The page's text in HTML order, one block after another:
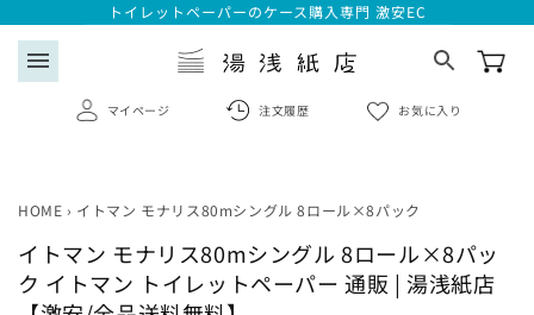
ンツに
進む
トイレットペーパーのケース購入専門 激安EC
menu
マイページ 注文履歴 お気に入り
ログイン
HOME › イトマン モナリス80mシングル 8ロール×8パック
イトマン モナリス80mシングル 8ロール×8パッ
ク イトマン トイレットペーパー 通販 | 湯浅紙店